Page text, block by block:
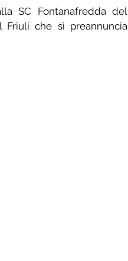
SC Fontanafredda del
che si preannuncia